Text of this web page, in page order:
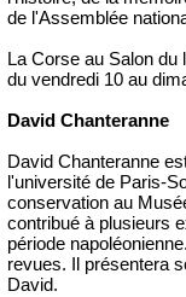
de l'Assemblée
La Corse au Salon
du vendredi 10 au
David Chanteranne
David Chanteranne
l'université de Paris-
conservation au
contribué à plusieurs
période
revues. Il présentera
David.